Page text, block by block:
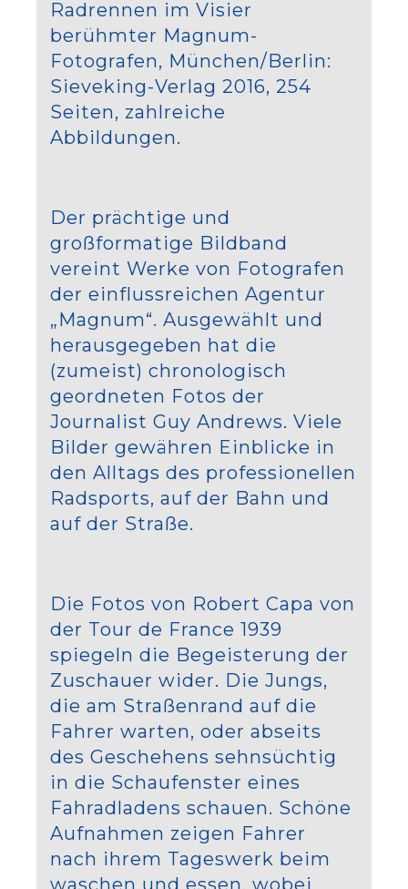
Radrennen im Visier
berühmter Magnum-
Fotografen, München/Berlin:
Sieveking-Verlag 2016, 254
Seiten, zahlreiche
Abbildungen.
Der prächtige und
großformatige Bildband
vereint Werke von Fotografen
der einflussreichen Agentur
„Magnum“. Ausgewählt und
herausgegeben hat die
(zumeist) chronologisch
geordneten Fotos der
Journalist Guy Andrews. Viele
Bilder gewähren Einblicke in
den Alltags des professionellen
Radsports, auf der Bahn und
auf der Straße.
Die Fotos von Robert Capa von
der Tour de France 1939
spiegeln die Begeisterung der
Zuschauer wider. Die Jungs,
die am Straßenrand auf die
Fahrer warten, oder abseits
des Geschehens sehnsüchtig
in die Schaufenster eines
Fahradladens schauen. Schöne
Aufnahmen zeigen Fahrer
nach ihrem Tageswerk beim
waschen und essen, wobei